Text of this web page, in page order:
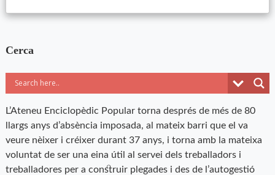
Cerca
L’Ateneu Enciclopèdic Popular torna després de més de 80
llargs anys d’absència imposada, al mateix barri que el va
veure nèixer i créixer durant 37 anys, i torna amb la mateixa
voluntat de ser una eina útil al servei dels treballadors i
treballadores per a construir plegades i des de l’autogestió